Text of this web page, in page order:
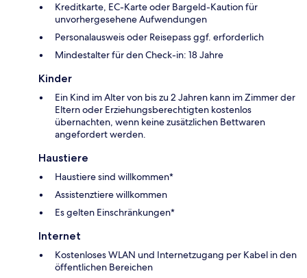
Kreditkarte, EC-Karte oder Bargeld-Kaution für
unvorhergesehene Aufwendungen
Personalausweis oder Reisepass ggf. erforderlich
Mindestalter für den Check-in: 18 Jahre
Kinder
Ein Kind im Alter von bis zu 2 Jahren kann im Zimmer der
Eltern oder Erziehungsberechtigten kostenlos
übernachten, wenn keine zusätzlichen Bettwaren
angefordert werden.
Haustiere
Haustiere sind willkommen*
Assistenztiere willkommen
Es gelten Einschränkungen*
Internet
Kostenloses WLAN und Internetzugang per Kabel in den
öffentlichen Bereichen